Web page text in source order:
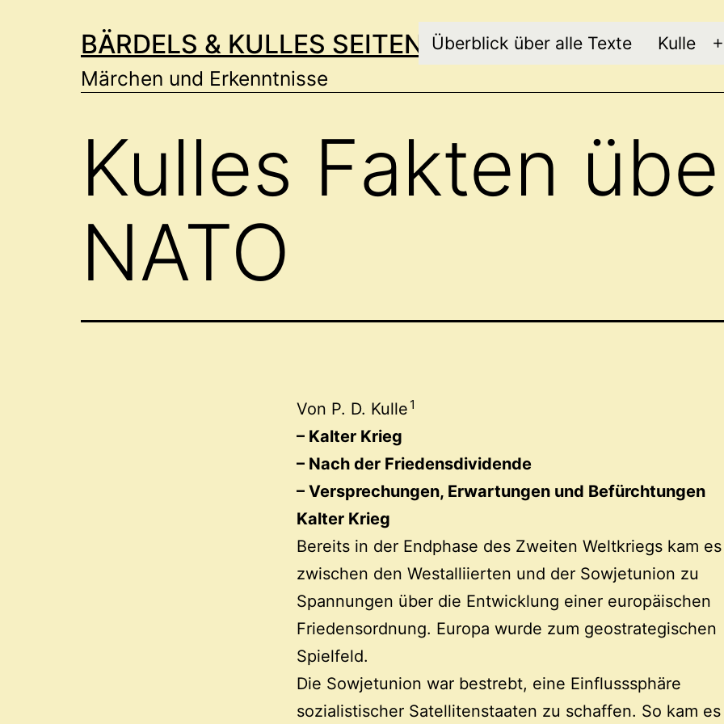
BÄRDELS & KULLES SEITEN
Märchen und Erkenntnisse
Überblick über alle Texte Kulle
Kulles Fakten
NATO
Von P. D. Kulle 1
– Kalter Krieg
– Nach der Friedensdividende
– Versprechungen, Erwartungen und Befürchtungen
Kalter Krieg
Bereits in der Endphase des Zweiten Weltkriegs kam es
zwischen den Westalliierten und der Sowjetunion zu
Spannungen über die Entwicklung einer europäischen
Friedensordnung. Europa wurde zum geostrategischen
Spielfeld.
Die Sowjetunion war bestrebt, eine Einflusssphäre
sozialistischer Satellitenstaaten zu schaffen. So kam